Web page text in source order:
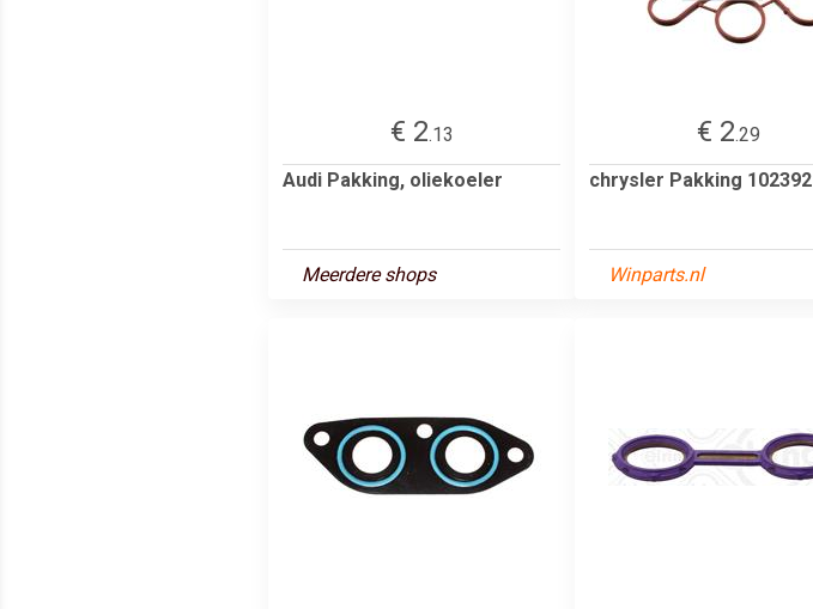
€ 2.13
Audi Pakking, oliekoeler
Meerdere shops
€ 2.29
chrysler Pakking 102392
Winparts.nl